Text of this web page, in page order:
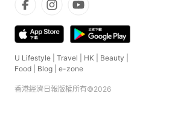
U Lifestyle Travel HK Beauty
Food
Blog e-zone
香港經濟日報版權所有©2026